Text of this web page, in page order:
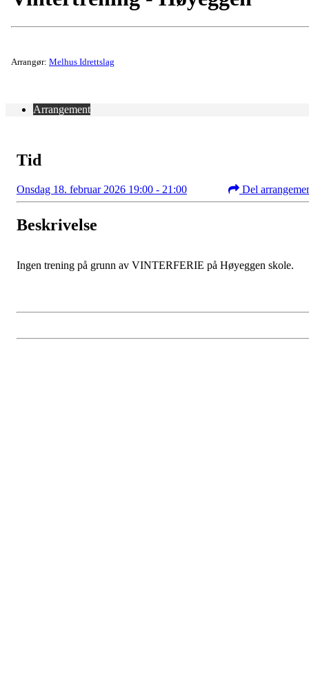
Arrangør: Melhus Idrettslag
Arrangement
Tid
Onsdag 18. februar 2026 19:00 - 21:00 Del
Beskrivelse
Ingen trening på grunn av VINTERFERIE på Høyeggen skole.